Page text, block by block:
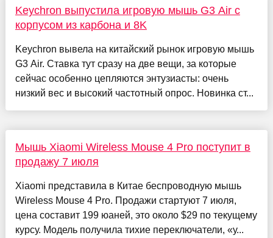
Keychron выпустила игровую мышь G3 Air с
корпусом из карбона и 8K
Keychron вывела на китайский рынок игровую мышь
G3 Air. Ставка тут сразу на две вещи, за которые
сейчас особенно цепляются энтузиасты: очень
низкий вес и высокий частотный опрос. Новинка ст...
Мышь Xiaomi Wireless Mouse 4 Pro поступит в
продажу 7 июля
Xiaomi представила в Китае беспроводную мышь
Wireless Mouse 4 Pro. Продажи стартуют 7 июля,
цена составит 199 юаней, это около $29 по текущему
курсу. Модель получила тихие переключатели, «у...